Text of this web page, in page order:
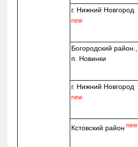
г. Нижний Новгород
new
Богородский район.,
п. Новинки
г. Нижний Новгород
new
Кстовский район new